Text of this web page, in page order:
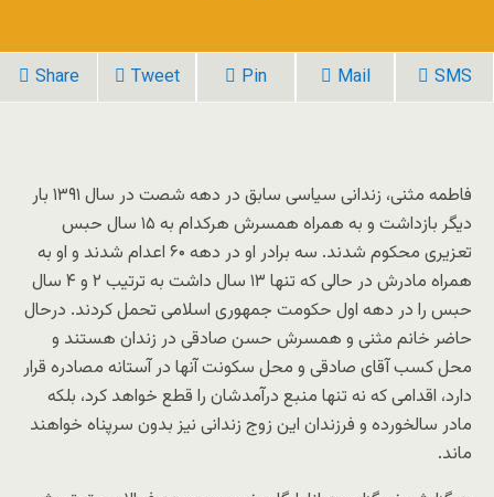
Share Tweet Pin Mail SMS
فاطمه مثنی، زندانی سیاسی سابق در دهه شصت در سال ۱۳۹۱ بار
دیگر بازداشت و به همراه همسرش هرکدام به ۱۵ سال حبس
تعزیری محکوم شدند. سه برادر او در دهه ۶۰ اعدام شدند و او به
همراه مادرش در حالی که تنها ۱۳ سال داشت به ترتیب ۲ و ۴ سال
حبس را در دهه اول حکومت جمهوری اسلامی تحمل کردند. درحال
حاضر خانم مثنی و همسرش حسن صادقی در زندان هستند و
محل کسب آقای صادقی و محل سکونت آنها در آستانه مصادره قرار
دارد، اقدامی که نه تنها منبع درآمدشان را قطع خواهد کرد، بلکه
مادر سالخورده و فرزندان این زوج زندانی نیز بدون سرپناه خواهند
ماند.